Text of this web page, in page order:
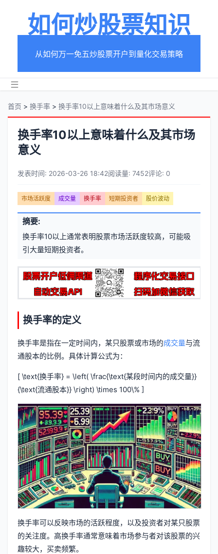
如何炒股票知识
从如何万一免五炒股票开户到量化交易策略
首页 > 换手率 > 换手率10以上意味着什么及其市场意义
换手率10以上意味着什么及其市场
意义
章
元
信
发表时间: 2026-03-26 18:42阅读量: 7452评论: 0
文
章
标
签
市场活跃度 成交量 换手率 短期投资者 股价波动
摘要:
换手率10以上通常表明股票市场活跃度较高，可能吸
引大量短期投资者。
换手率的定义
换手率是指在一定时间内，某只股票或市场的成交量与流
通股本的比例。具体计算公式为：
[ \text{换手率} = \left( \frac{\text{某段时间内的成交量}}
{\text{流通股本}} \right) \times 100\% ]
换手率可以反映市场的活跃程度，以及投资者对某只股票
的关注度。高换手率通常意味着市场参与者对该股票的兴
趣较大，买卖频繁。